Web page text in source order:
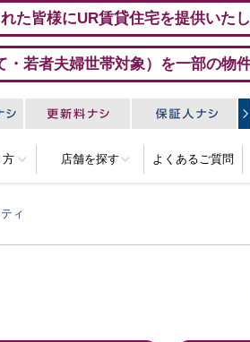
た皆様にUR賃貸住宅を提供いたし
若者夫婦世帯対象）を一部の物
方 店舗を探す よくあるご質問
ィ